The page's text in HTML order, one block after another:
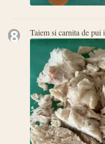
8 Taiem si carnita de pui